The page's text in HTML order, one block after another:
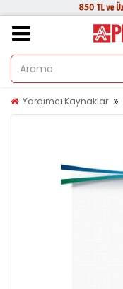
Yardımcı Kaynaklar